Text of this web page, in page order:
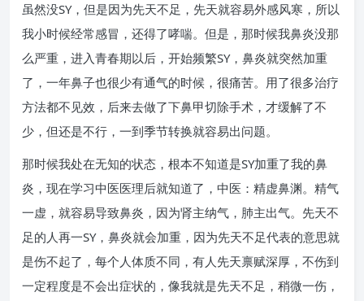
虽然没SY，但是因为先天不足，先天就容易外感风寒，所以
我小时候经常感冒，还得了哮喘。但是，那时候我鼻炎没那
么严重，进入青春期以后，开始频繁SY，鼻炎就突然加重
了，一年鼻子也很少有通气的时候，很痛苦。用了很多治疗
方法都不见效，后来去做了下鼻甲切除手术，才缓解了不
少，但还是不行，一到季节转换就容易出问题。
那时候我处在无知的状态，根本不知道是SY加重了我的鼻
炎，现在学习中医医理后就知道了，中医：精虚鼻渊。精气
一虚，就容易导致鼻炎，因为肾主纳气，肺主出气。先天不
足的人再一SY，鼻炎就会加重，因为先天不足代表的意思就
是伤不起了，每个人体质不同，有人先天禀赋深厚，不伤到
一定程度是不会出症状的，像我就是先天不足，稍微一伤，